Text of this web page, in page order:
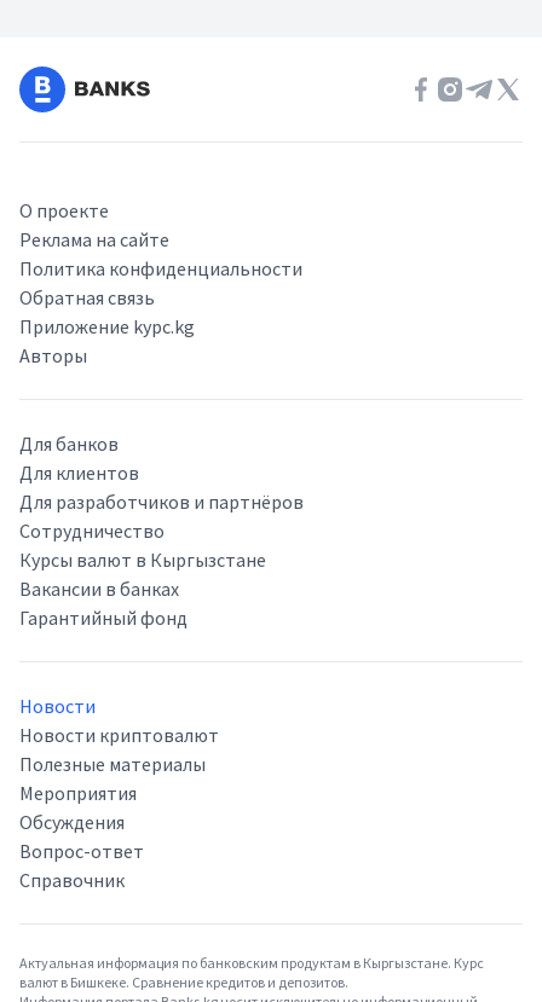
О проекте
Реклама на сайте
Политика конфиденциальности
Обратная связь
Приложение kypc.kg
Авторы
Для банков
Для клиентов
Для разработчиков и партнёров
Сотрудничество
Курсы валют в Кыргызстане
Вакансии в банках
Гарантийный фонд
Новости
Новости криптовалют
Полезные материалы
Мероприятия
Обсуждения
Вопрос-ответ
Справочник
Актуальная информация по банковским продуктам в Кыргызстане. Курс
валют в Бишкеке. Сравнение кредитов и депозитов.